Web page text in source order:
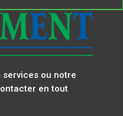
ou notre
en tout